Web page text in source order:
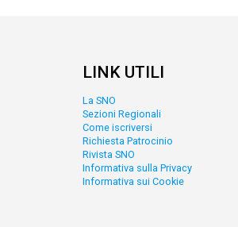
LINK UTILI
La SNO
Sezioni Regionali
Come iscriversi
Richiesta Patrocinio
Rivista SNO
Informativa sulla Privacy
Informativa sui Cookie